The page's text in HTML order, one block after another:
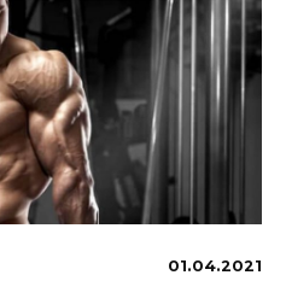
01.04.2021